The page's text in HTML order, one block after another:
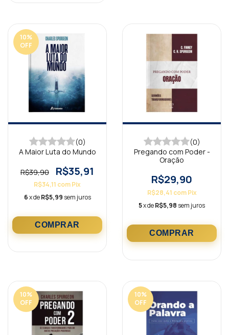
10%
OFF
(0)
A Maior Luta do Mundo
R$39,90 R$35,91
R$34,11 comPix
6x deR$5,99 sem juros
(0)
Pregando com Poder -
Oração
R$29,90
R$28,41 com Pix
5x deR$5,98 sem juros
10%
OFF
10%
OFF